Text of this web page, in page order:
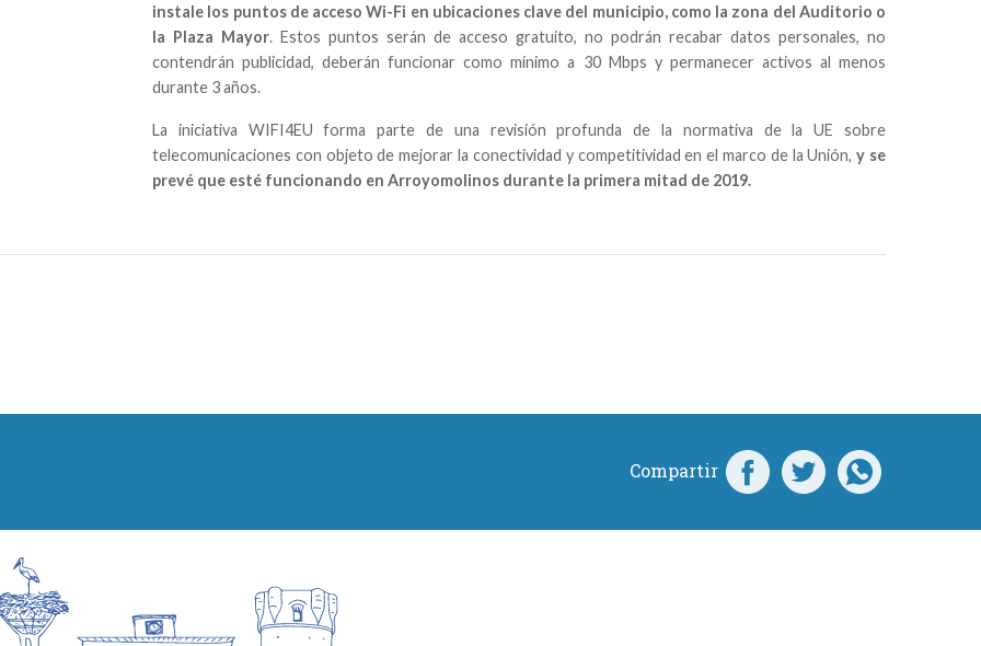
instale los puntos de acceso Wi-Fi en ubicaciones clave del municipio, como la zona del Auditorio o
la Plaza Mayor. Estos puntos serán de acceso gratuito, no podrán recabar datos personales, no
contendrán publicidad, deberán funcionar como mínimo a 30 Mbps y permanecer activos al menos
durante 3 años.
La iniciativa WIFI4EU forma parte de una revisión profunda de la normativa de la UE sobre
telecomunicaciones con objeto de mejorar la conectividad y competitividad en el marco de la Unión, y se
prevé que esté funcionando en Arroyomolinos durante la primera mitad de 2019.
Compartir